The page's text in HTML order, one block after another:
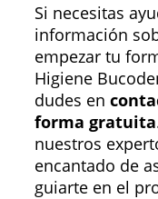
Si necesitas
información
empezar tu
Higiene
dudes en
forma gratuita
nuestros
encantado de
guiarte en el